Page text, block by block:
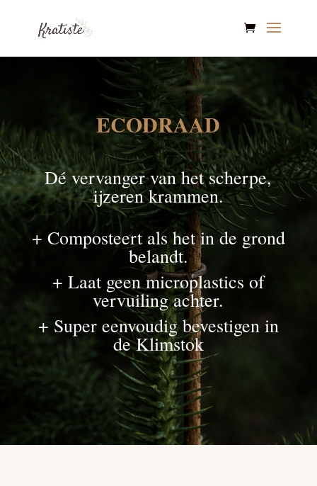
ECODRAAD
Dé vervanger van het scherpe,
ijzeren krammen.
+ Composteert als het in de grond
belandt.
+ Laat geen microplastics of
vervuiling achter.
+ Super eenvoudig bevestigen in
de Klimstok